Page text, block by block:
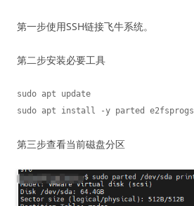
第一步使用SSH链接飞牛系统。
第二步安装必要工具
sudo apt update
sudo apt install -y parted e2fsprogs
第三步查看当前磁盘分区